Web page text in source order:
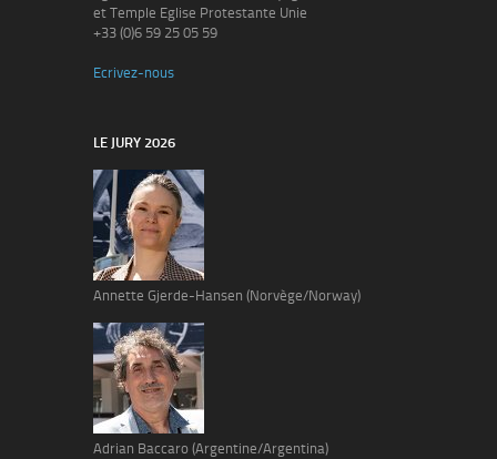
et Temple Eglise Protestante Unie
+33 (0)6 59 25 05 59
Ecrivez-nous
LE JURY 2026
Annette Gjerde-Hansen (Norvège/Norway)
Adrian Baccaro (Argentine/Argentina)